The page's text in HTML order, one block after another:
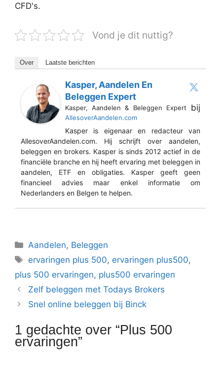
CFD's.
Vond je dit nuttig?
Over Laatste berichten
Kasper, Aandelen En
Beleggen Expert
Kasper, Aandelen & Beleggen Expert bij
AllesoverAandelen.com
Kasper is eigenaar en redacteur van
AllesoverAandelen.com. Hij schrijft over aandelen,
beleggen en brokers. Kasper is sinds 2012 actief in de
financiële branche en hij heeft ervaring met beleggen in
aandelen, ETF en obligaties. Kasper geeft geen
financieel advies maar enkel informatie om
Nederlanders en Belgen te helpen.
Categorieën
Aandelen, Beleggen
Tags
ervaringen plus 500, ervaringen plus500,
plus 500 ervaringen, plus500 ervaringen
Zelf beleggen met Todays Brokers
Snel online beleggen bij Binck
1 gedachte over “Plus 500
ervaringen”